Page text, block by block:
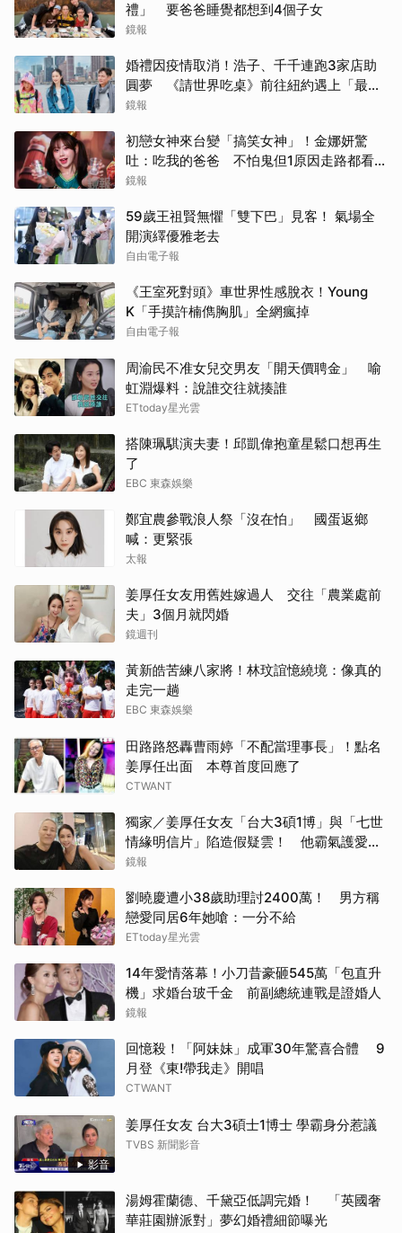
禮」 要爸爸睡覺都想到4個子女
鏡報
婚禮因疫情取消！浩子、千千連跑3家店助
圓夢 《請世界吃桌》前往紐約遇上「最多
限制」
鏡報
初戀女神來台變「搞笑女神」！金娜妍驚
吐：吃我的爸爸 不怕鬼但1原因走路都看地
上
鏡報
59歲王祖賢無懼「雙下巴」見客！ 氣場全
開演繹優雅老去
自由電子報
《王室死對頭》車世界性感脫衣！Young
K「手摸許楠儁胸肌」全網瘋掉
自由電子報
周渝民不准女兒交男友「開天價聘金」 喻
虹淵爆料：說誰交往就揍誰
ETtoday星光雲
搭陳珮騏演夫妻！邱凱偉抱童星鬆口想再生
了
EBC 東森娛樂
鄭宜農參戰浪人祭「沒在怕」 國蛋返鄉
喊：更緊張
太報
姜厚任女友用舊姓嫁過人 交往「農業處前
夫」3個月就閃婚
鏡週刊
黃新皓苦練八家將！林玟誼憶繞境：像真的
走完一趟
EBC 東森娛樂
田路路怒轟曹雨婷「不配當理事長」！點名
姜厚任出面 本尊首度回應了
CTWANT
獨家／姜厚任女友「台大3碩1博」與「七世
情緣明信片」陷造假疑雲！ 他霸氣護愛：
她是文盲我也喜歡！
鏡報
劉曉慶遭小38歲助理討2400萬！ 男方稱
戀愛同居6年她嗆：一分不給
ETtoday星光雲
14年愛情落幕！小刀昔豪砸545萬「包直升
機」求婚台玻千金 前副總統連戰是證婚人
鏡報
回憶殺！「阿妹妹」成軍30年驚喜合體 9
月登《東!帶我走》開唱
CTWANT
影音
姜厚任女友 台大3碩士1博士 學霸身分惹議
TVBS 新聞影音
湯姆霍蘭德、千黛亞低調完婚！ 「英國奢
華莊園辦派對」夢幻婚禮細節曝光